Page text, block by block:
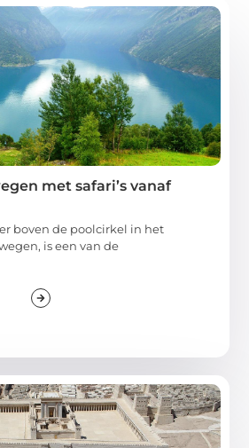
met safari’s vanaf
boven de poolcirkel in het
is een van de